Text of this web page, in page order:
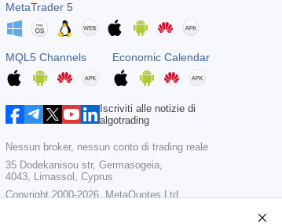
19:30
USD
CFTC Nasdaq 100 Posizioni Nette
Non Commerciali
Agire
Fcst
Prev
MetaTrader 5
MQL5 Channels Economic Calendar
Iscriviti alle notizie di
algotrading
Nessun broker, nessun conto di trading reale
35 Dodekanisou str, Germasogeia,
4043, Limassol, Cyprus
Copyright 2000-2026,MetaQuotes Ltd